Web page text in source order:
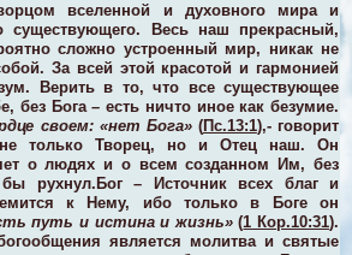
вселенной и духовного мира и
существующего. Весь наш прекрасный,
сложно устроенный мир, никак не
За всей этой красотой и гармонией
Верить в то, что все существующее
без Бога – есть ничто иное как безумие.
своем: «нет Бога»(Пс.13:1),- говорит
только Творец, но и Отец наш. Он
о людях и о всем созданном Им, без
рухнул. Бог – Источник всех благ и
к Нему, ибо только в Боге он
путь и истина и жизнь»(1 Кор.10:31).
является молитва и святые